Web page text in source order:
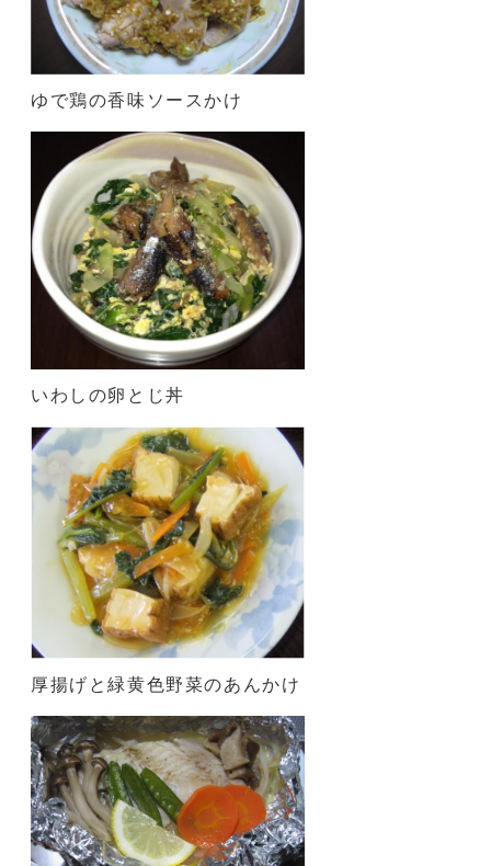
ゆで鶏の香味ソースかけ
いわしの卵とじ丼
厚揚げと緑黄色野菜のあんかけ